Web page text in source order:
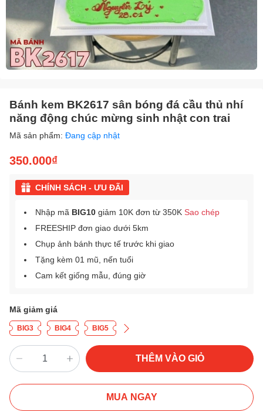
Bánh kem BK2617 sân bóng đá cầu thủ nhí
năng động chúc mừng sinh nhật con trai
Mã sản phẩm: Đang cập nhật
350.000₫
CHÍNH SÁCH - ƯU ĐÃI
Nhập mã BIG10 giảm 10K đơn từ 350K Sao chép
FREESHIP đơn giao dưới 5km
Chụp ảnh bánh thực tế trước khi giao
Tặng kèm 01 mũ, nến tuổi
Cam kết giống mẫu, đúng giờ
Mã giảm giá
BIG3 BIG4 BIG5
THÊM VÀO GIỎ
MUA NGAY